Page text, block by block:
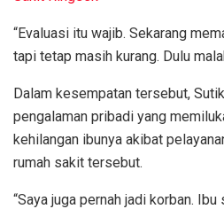
“Evaluasi itu wajib. Sekarang
tapi tetap masih kurang. Dulu
Dalam kesempatan tersebut,
pengalaman pribadi yang
kehilangan ibunya akibat
rumah sakit tersebut.
“Saya juga pernah jadi korban.